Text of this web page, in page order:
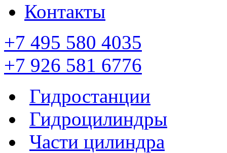
Контакты
+7 495 580 4035
+7 926 581 6776
Гидростанции
Гидроцилиндры
Части цилиндра